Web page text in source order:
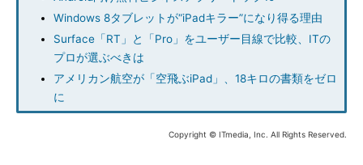
Windows 8タブレットが“iPadキラー”になり得る理由
Surface「RT」と「Pro」をユーザー目線で比較、ITの
プロが選ぶべきは
アメリカン航空が「空飛ぶiPad」、18キロの書類をゼロ
に
Copyright © ITmedia, Inc. All Rights Reserved.